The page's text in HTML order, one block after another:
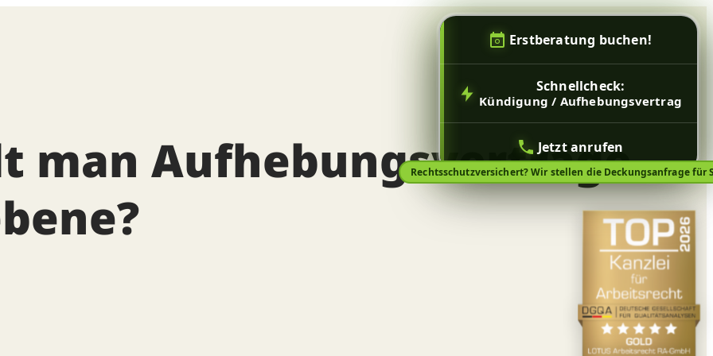
Erstberatung buchen!
Schnellcheck:
Kündigung / Aufhebungsvertrag
Jetzt anrufen
Rechtsschutzversichert? Wir stellen die Deckungsanfrage für
man Aufhebungsverträge